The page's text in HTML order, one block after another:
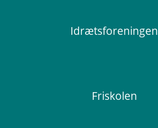
Idrætsforeningen
Friskolen